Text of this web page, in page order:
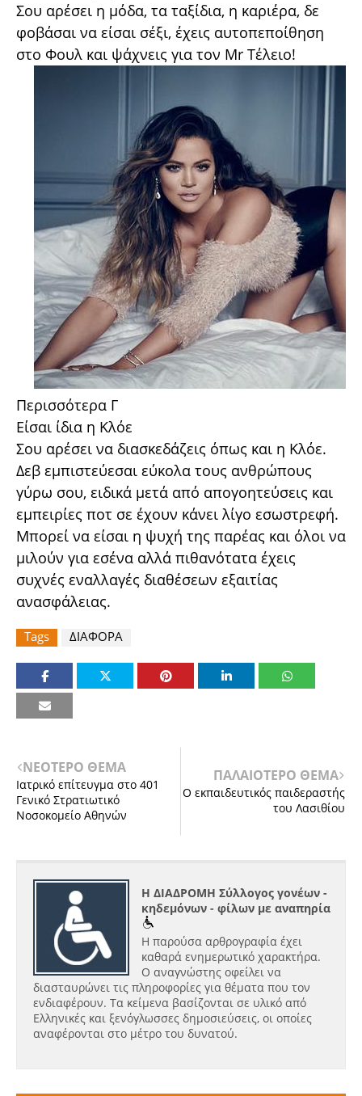
Σου αρέσει η μόδα, τα ταξίδια, η καριέρα, δε
φοβάσαι να είσαι σέξι, έχεις αυτοπεποίθηση
στο Φουλ και ψάχνεις για τον Mr Τέλειο!
Περισσότερα Γ
Είσαι ίδια η Κλόε
Σου αρέσει να διασκεδάζεις όπως και η Κλόε.
Δεβ εμπιστεύεσαι εύκολα τους ανθρώπους
γύρω σου, ειδικά μετά από απογοητεύσεις και
εμπειρίες ποτ σε έχουν κάνει λίγο εσωστρεφή.
Μπορεί να είσαι η ψυχή της παρέας και όλοι να
μιλούν για εσένα αλλά πιθανότατα έχεις
συχνές εναλλαγές διαθέσεων εξαιτίας
ανασφάλειας.
Tags ΔΙΑΦΟΡΑ
ΝΕΟΤΕΡΟ ΘΕΜΑ
Ιατρικό επίτευγμα στο 401
Γενικό Στρατιωτικό
Νοσοκομείο Αθηνών
ΠΑΛΑΙΟΤΕΡΟ ΘΕΜΑ
Ο εκπαιδευτικός παιδεραστής
του Λασιθίου
Η ΔΙΑΔΡΟΜΗ Σύλλογος γονέων -
κηδεμόνων - φίλων με αναπηρία
Η παρούσα αρθρογραφία έχει
καθαρά ενημερωτικό χαρακτήρα.
Ο αναγνώστης οφείλει να
διασταυρώνει τις πληροφορίες για θέματα που τον
ενδιαφέρουν. Τα κείμενα βασίζονται σε υλικό από
Ελληνικές και ξενόγλωσσες δημοσιεύσεις, οι οποίες
αναφέρονται στο μέτρο του δυνατού.